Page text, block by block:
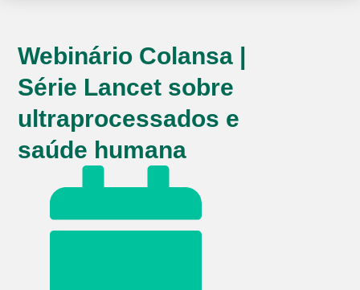
Webinário Colansa |
Série Lancet sobre
ultraprocessados e
saúde humana